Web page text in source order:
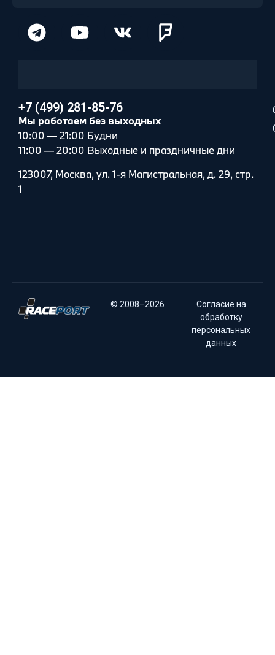
+7 (499) 281-85-76
Мы работаем без выходных
10:00 — 21:00 Будни
11:00 — 20:00 Выходные и праздничные дни
123007, Москва, ул. 1-я Магистральная, д. 29, стр.
1
© 2008–2026
Согласие на
обработку
персональных
данных